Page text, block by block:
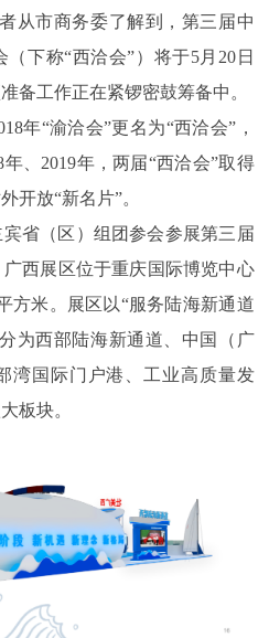
从市商务委了解到，第三届中
下称“西洽会”）将于5月20日
备工作正在紧锣密鼓筹备中。
年“渝洽会”更名为“西洽会”，
、2019年，两届“西洽会”取得
开放“新名片”。
省（区）组团参会参展第三届
西展区位于重庆国际博览中心
方米。展区以“服务陆海新通道
为西部陆海新通道、中国（广
湾国际门户港、工业高质量发
板块。